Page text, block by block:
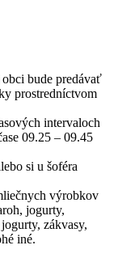
bude predávať
prostredníctvom
intervaloch
09.25 – 09.45
si u šoféra
výrobkov
jogurty,
zákvasy,
iné.